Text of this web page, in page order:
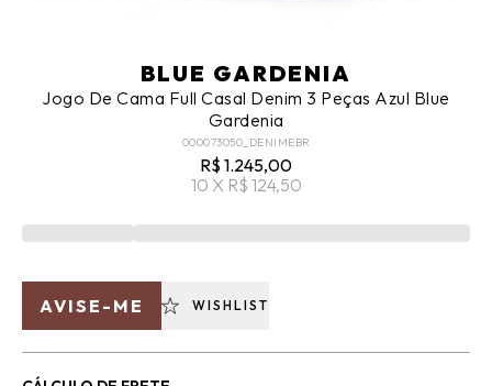
BLUE GARDENIA
Jogo De Cama Full Casal Denim 3 Peças Azul Blue
Gardenia
000073050_DENIMEBR
R$ 1.245,00
10 X R$ 124,50
AVISE-ME WISHLIST